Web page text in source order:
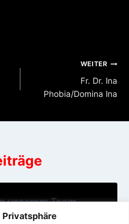
WEITER
Fr. Dr. Ina
Phobia/Domina Ina
unserem Team